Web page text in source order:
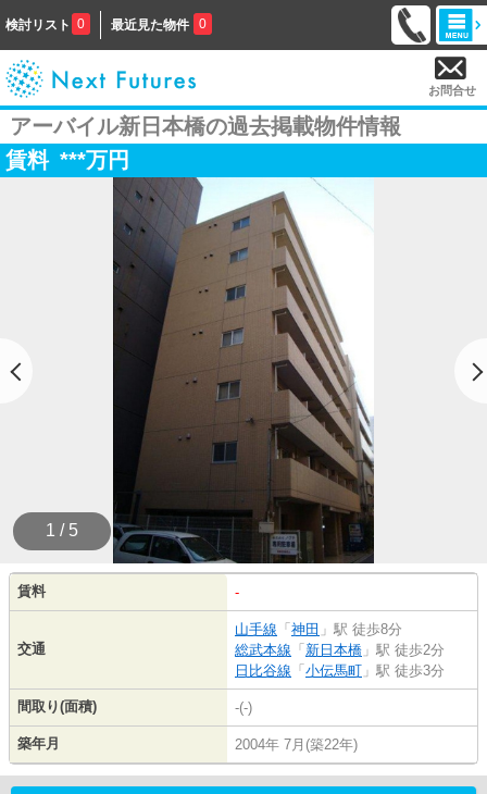
検討リスト 0 最近見た物件 0
お問合せ
アーバイル新日本橋の過去掲載物件情報
賃料 ***万円
1 / 5
賃料 -
交通
山手線 「 神田 」駅 徒歩8分
総武本線 「 新日本橋 」駅 徒歩2分
日比谷線 「 小伝馬町 」駅 徒歩3分
間取り(面積) -(-)
築年月 2004年 7月(築22年)